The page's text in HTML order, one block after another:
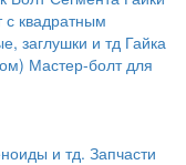
с квадратным
заглушки и тд Гайка
Мастер-болт для
и тд. Запчасти